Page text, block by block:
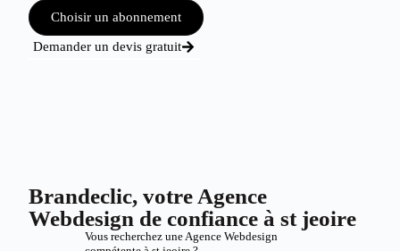
Choisir un abonnement
Demander un devis gratuit
Brandeclic, votre Agence
Webdesign de confiance à st jeoire
Vous recherchez une Agence Webdesign